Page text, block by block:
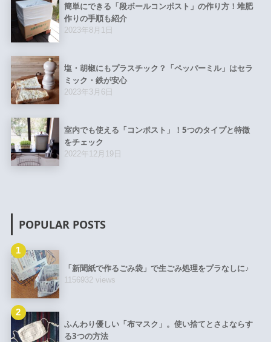
簡単にできる「段ボールコンポスト」の作り方！堆肥
作りの手順も紹介
2023年8月1日
塩・胡椒にもプラスチック？「ペッパーミル」はセラ
ミック・鉄が安心
2023年3月6日
室内でも使える「コンポスト」！5つのタイプと特徴
をチェック
2022年12月19日
POPULAR POSTS
1
「新聞紙で作るごみ袋」で生ごみ処理をプラなしに♪
1156932 views
2
ふんわり優しい「布マスク」。使い捨てとさよならす
る3つの方法